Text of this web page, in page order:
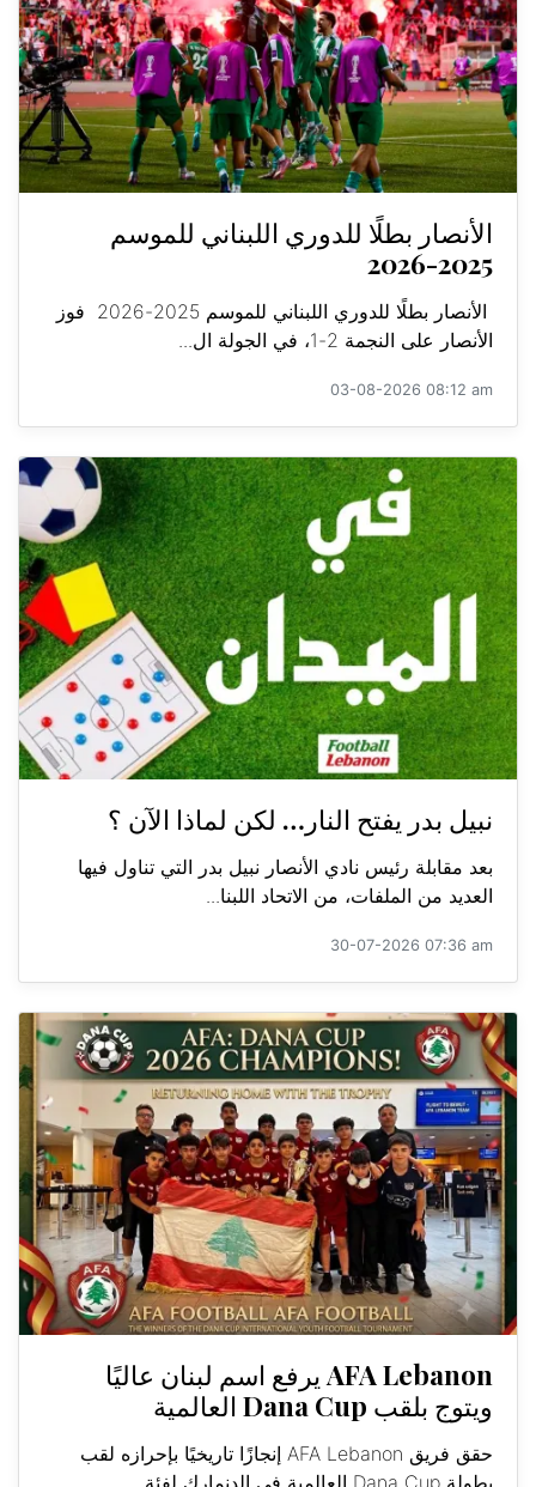
الأنصار بطلًا للدوري اللبناني للموسم
2025-2026
الأنصار بطلًا للدوري اللبناني للموسم 2025-2026 فوز
الأنصار على النجمة 2-1، في الجولة ال...
03-08-2026 08:12 am
نبيل بدر يفتح النار… لكن لماذا الآن ؟
بعد مقابلة رئيس نادي الأنصار نبيل بدر التي تناول فيها
العديد من الملفات، من الاتحاد اللبنا...
30-07-2026 07:36 am
AFA Lebanon يرفع اسم لبنان عاليًا
ويتوج بلقب Dana Cup العالمية
حقق فريق AFA Lebanon إنجازًا تاريخيًا بإحرازه لقب
بطولة Dana Cup العالمية في الدنمارك لفئة...